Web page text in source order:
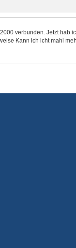
verbunden. Jetzt hab
Kann ich icht mahl